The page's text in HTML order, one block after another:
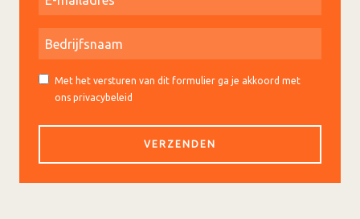
Met het versturen van dit formulier ga je akkoord met
ons privacybeleid